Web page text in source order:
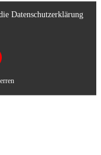
Datenschutzerklärung